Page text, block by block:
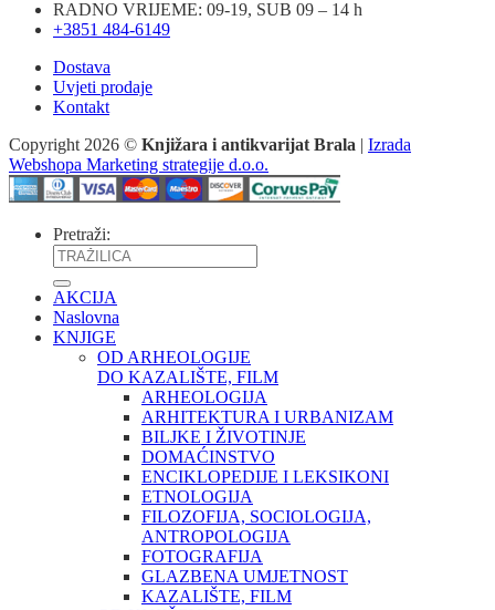
RADNO VRIJEME: 09-19, SUB 09 – 14 h
+3851 484-6149
Dostava
Uvjeti prodaje
Kontakt
Copyright 2026 © Knjižara i antikvarijat Brala | Izrada
Webshopa Marketing strategije d.o.o.
Pretraži:
AKCIJA
Naslovna
KNJIGE
OD ARHEOLOGIJE
DO KAZALIŠTE, FILM
ARHEOLOGIJA
ARHITEKTURA I URBANIZAM
BILJKE I ŽIVOTINJE
DOMAĆINSTVO
ENCIKLOPEDIJE I LEKSIKONI
ETNOLOGIJA
FILOZOFIJA, SOCIOLOGIJA,
ANTROPOLOGIJA
FOTOGRAFIJA
GLAZBENA UMJETNOST
KAZALIŠTE, FILM